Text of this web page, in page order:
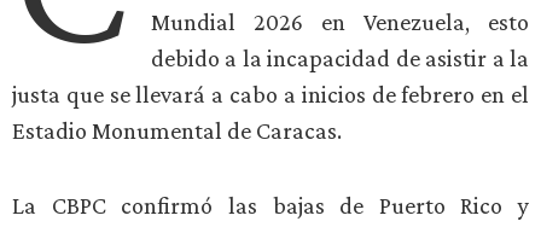
Mundial 2026 en Venezuela, esto
debido a la incapacidad de asistir a la
justa que se llevará a cabo a inicios de febrero en el
Estadio Monumental de Caracas.
La CBPC confirmó las bajas de Puerto Rico y